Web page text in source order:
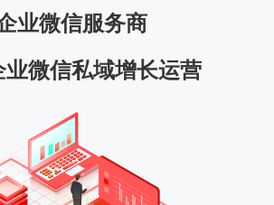
业微信服务商
业微信私域增长运营